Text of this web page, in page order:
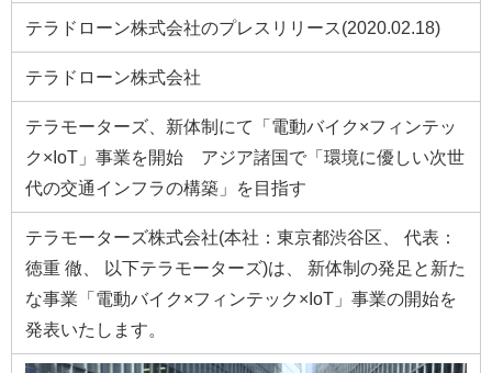
テラドローン株式会社のプレスリリース(2020.02.18)
テラドローン株式会社
テラモーターズ、新体制にて「電動バイク×フィンテッ
ク×IoT」事業を開始 アジア諸国で「環境に優しい次世
代の交通インフラの構築」を目指す
テラモーターズ株式会社(本社：東京都渋谷区、 代表：
徳重 徹、 以下テラモーターズ)は、 新体制の発足と新た
な事業「電動バイク×フィンテック×IoT」事業の開始を
発表いたします。